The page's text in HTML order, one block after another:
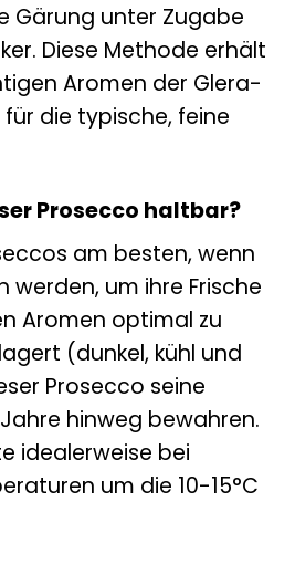
Gärung unter Zugabe
Diese Methode erhält
Aromen der Glera-
die typische, feine
Prosecco haltbar?
am besten, wenn
werden, um ihre Frische
Aromen optimal zu
(dunkel, kühl und
Prosecco seine
hinweg bewahren.
idealerweise bei
um die 10-15°C